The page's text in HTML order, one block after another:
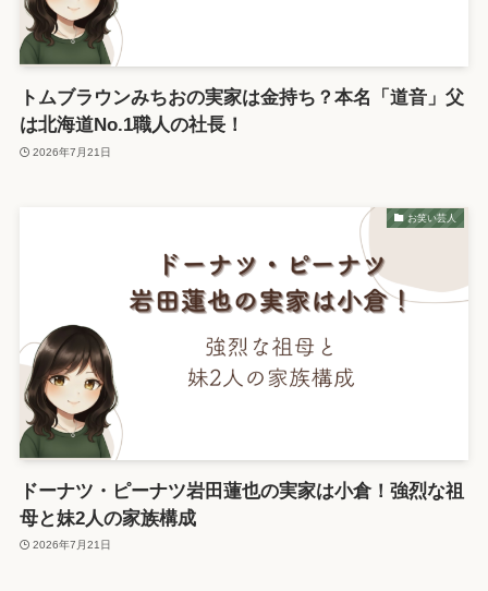
トムブラウンみちおの実家は金持ち？本名「道音」父
は北海道No.1職人の社長！
2026年7月21日
お笑い芸人
ドーナツ・ピーナツ岩田蓮也の実家は小倉！強烈な祖
母と妹2人の家族構成
2026年7月21日